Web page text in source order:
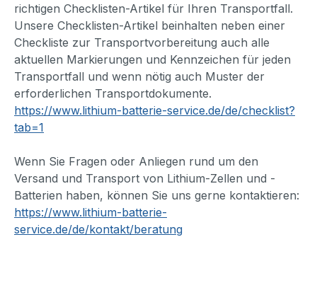
richtigen Checklisten-Artikel für Ihren Transportfall.
Unsere Checklisten-Artikel beinhalten neben einer
Checkliste zur Transportvorbereitung auch alle
aktuellen Markierungen und Kennzeichen für jeden
Transportfall und wenn nötig auch Muster der
erforderlichen Transportdokumente.
https://www.lithium-batterie-service.de/de/checklist?
tab=1
Wenn Sie Fragen oder Anliegen rund um den
Versand und Transport von Lithium-Zellen und -
Batterien haben, können Sie uns gerne kontaktieren:
https://www.lithium-batterie-
service.de/de/kontakt/beratung